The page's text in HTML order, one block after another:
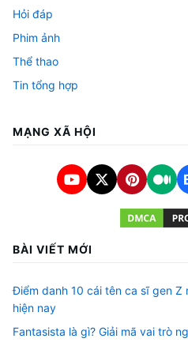
Hỏi đáp
Phim ảnh
Thể thao
Tin tổng hợp
MẠNG XÃ HỘI
BÀI VIẾT MỚI
Điểm danh 10 cái tên ca sĩ gen Z
hiện nay
Fantasista là gì? Giải mã vai trò